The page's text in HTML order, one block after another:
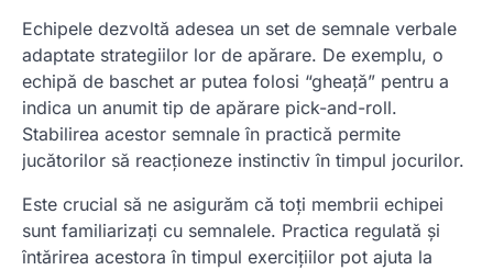
Echipele dezvoltă adesea un set de semnale verbale
adaptate strategiilor lor de apărare. De exemplu, o
echipă de baschet ar putea folosi “gheață” pentru a
indica un anumit tip de apărare pick-and-roll.
Stabilirea acestor semnale în practică permite
jucătorilor să reacționeze instinctiv în timpul jocurilor.
Este crucial să ne asigurăm că toți membrii echipei
sunt familiarizați cu semnalele. Practica regulată și
întărirea acestora în timpul exercițiilor pot ajuta la